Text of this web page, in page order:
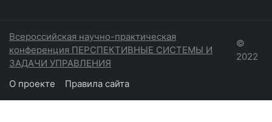
Всероссийская научно-практическая
конференция ПЕРСПЕКТИВНЫЕ СИСТЕМЫ И
ЗАДАЧИ УПРАВЛЕНИЯ
©
2022
О проекте Правила сайта